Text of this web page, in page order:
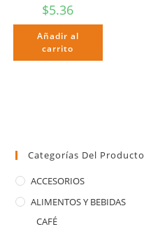
$5.36
Añadir al
carrito
Categorías Del Producto
ACCESORIOS
ALIMENTOS Y BEBIDAS
CAFÉ